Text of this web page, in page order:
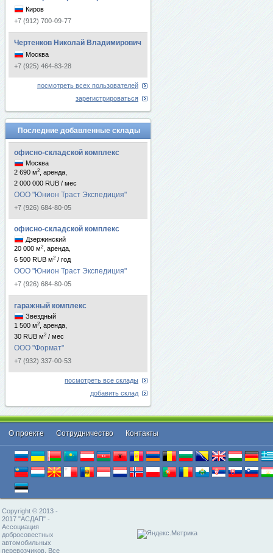
Киров
+7 (912) 700-09-77
Чертенков Николай Владимирович
Москва
+7 (925) 464-83-28
посмотреть всех пользователей
зарегистрироваться
Последние добавленные склады
офисно-складской комплекс
Москва
2 690 м2
, аренда,
2 000 000 RUB / мес
ООО "Юнион Траст Экспедиция"
+7 (926) 684-80-05
офисно-складской комплекс
Дзержинский
20 000 м2
, аренда,
6 500 RUB м2 / год
ООО "Юнион Траст Экспедиция"
+7 (926) 684-80-05
гаражный комплекс
Звездный
1 500 м2
, аренда,
30 RUB м2 / мес
ООО "Формат"
+7 (932) 337-00-53
посмотреть все склады
добавить склад
О проекте Cотрудничество Контакты
Copyright © 2013 -
2017 "АСДАП" -
Ассоциация
добросовестных
автомобильных
перевозчиков. Все